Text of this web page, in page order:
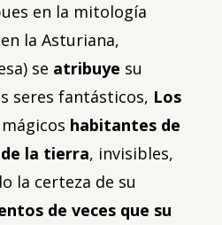
en la mitología
la Asturiana,
se atribuye su
seres fantásticos, Los
habitantes de
la tierra, invisibles,
la certeza de su
de veces que su